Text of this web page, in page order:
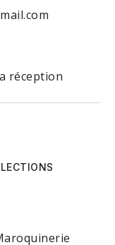
réception